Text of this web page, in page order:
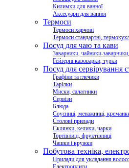
Килимки для ванної
Аксесуари для ванної
Термоси
Термоси харчові
Термоси стандартні,
Посуд для чаю та кави
Заварники, чайники-
Гейзерні кавоварки, турки
Посуд для сервірування
Графіни та глечики
Тарілки
Миски, салатники
Сервізи
Блюда
Соусниці, менажниці,
Столові прилади
Склянки, келихи, чарки
Тортівниці, фруктівниці
Чашки і кружки
Побутова техніка,
Прилади для укладання
Електроплити